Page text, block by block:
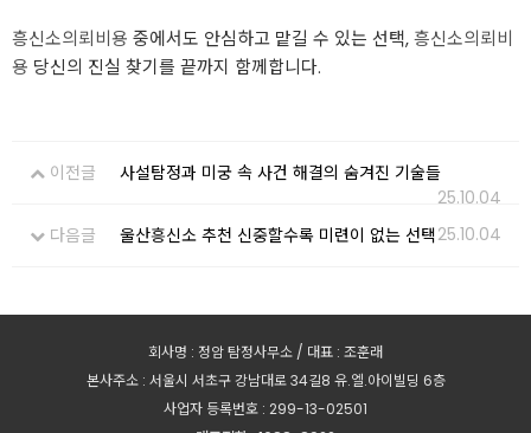
흥신소의뢰비용 중에서도 안심하고 맡길 수 있는 선택,흥신소의뢰비
용 당신의 진실 찾기를 끝까지 함께합니다.
이전글
사설탐정과 미궁 속 사건 해결의 숨겨진 기술들
25.10.04
다음글
울산흥신소 추천 신중할수록 미련이 없는 선택25.10.04
회사명 : 정암 탐정사무소 / 대표 : 조훈래
본사주소 : 서울시 서초구 강남대로 34길8 유.엘.아이빌딩 6층
사업자 등록번호 : 299-13-02501